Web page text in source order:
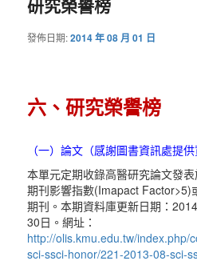
發佈日期:2014 年 08 月 01 日
六、研究榮譽榜
（一）論文（感謝圖書資訊處提供
本單元定期收錄高醫研究論文發
期刊影響指數(Imapact Factor>5)
期刊。本期資料庫更新日期：
30日。網址：
http://olis.kmu.edu.tw/index.php/
sci-ssci-honor/221-2013-08-sci-